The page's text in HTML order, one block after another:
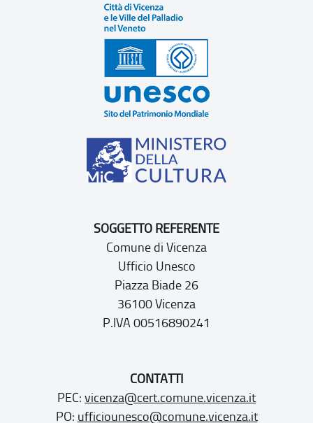
SOGGETTO REFERENTE
Comune di Vicenza
Ufficio Unesco
Piazza Biade 26
36100 Vicenza
P.IVA 00516890241
CONTATTI
PEC: vicenza@cert.comune.vicenza.it
PO: ufficiounesco@comune.vicenza.it